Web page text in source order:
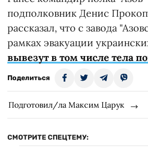
подполковник Денис
рассказал, что с завода
рамках эвакуации
вывезут в том числе тела
Поделиться
Подготовил/ла Максим Царук
СМОТРИТЕ СПЕЦТЕМУ: